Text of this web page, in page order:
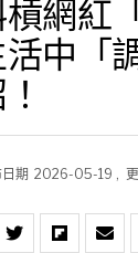
網紅
中「
期 2026-05-19 ,